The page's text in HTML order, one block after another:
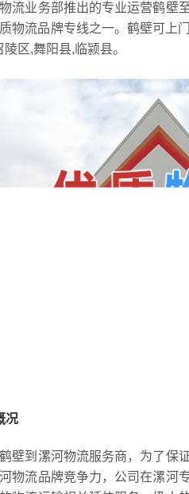
流业务部推出的专业运营鹤壁
物流品牌专线之一。鹤壁可上
区,舞阳县,临颍县。
况
壁到漯河物流服务商，为了保
物流品牌竞争力，公司在漯河